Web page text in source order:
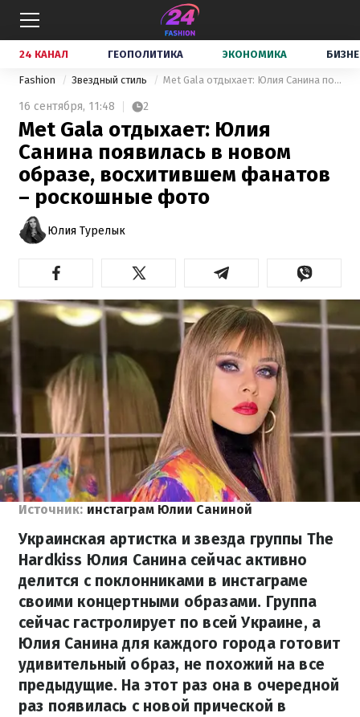
24 КАНАЛ ГЕОПОЛИТИКА ЭКОНОМИКА
Fashion Звездный стиль Met Gala отдыхает: Юлия Санина появилась в новом образе, восхитившем фанатов – роскошные фото
16 сентября, 11:48 2
Met Gala отдыхает: Юлия
Санина появилась в новом
образе, восхитившем фанатов
– роскошные фото
Юлия Турелык
Источник: инстаграм Юлии Саниной
Украинская артистка и звезда группы The
Hardkiss Юлия Санина сейчас активно
делится с поклонниками в инстаграме
своими концертными образами. Группа
сейчас гастролирует по всей Украине, а
Юлия Санина для каждого города готовит
удивительный образ, не похожий на все
предыдущие. На этот раз она в очередной
раз появилась с новой прической в